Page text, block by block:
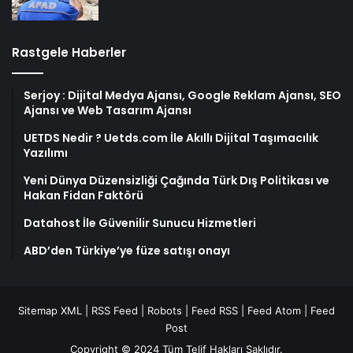
Rastgele Haberler
Serjoy : Dijital Medya Ajansı, Google Reklam Ajansı, SEO
Ajansı ve Web Tasarım Ajansı
UETDS Nedir ? Uetds.com İle Akıllı Dijital Taşımacılık
Yazılımı
Yeni Dünya Düzensizliği Çağında Türk Dış Politikası ve
Hakan Fidan Faktörü
Datahost İle Güvenilir Sunucu Hizmetleri
ABD’den Türkiye’ye füze satışı onayı
Sitemap XML RSS Feed Robots Feed RSS Feed Atom
Feed
Post
Copyright © 2024 Tüm Telif Hakları Saklıdır.